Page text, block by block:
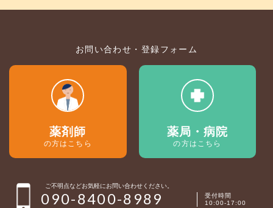
お問い合わせ・登録フォーム
薬剤師
の方はこちら
薬局・病院
の方はこちら
ご不明点などお気軽にお問い合わせください。
090-8400-8989
受付時間
10:00-17:00